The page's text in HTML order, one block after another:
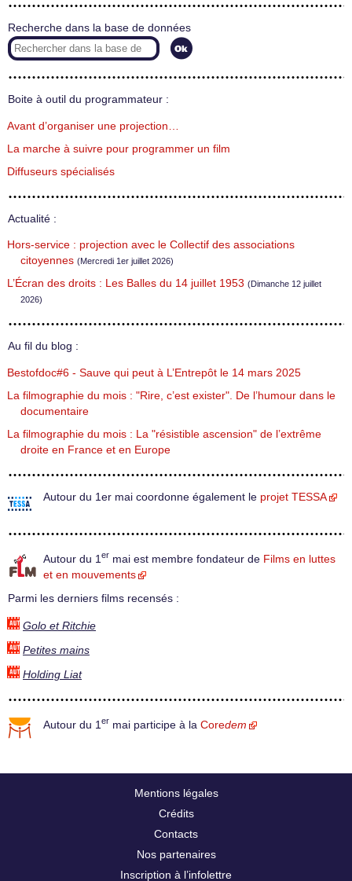
Recherche dans la base de données
Boite à outil du programmateur :
Avant d’organiser une projection…
La marche à suivre pour programmer un film
Diffuseurs spécialisés
Actualité :
Hors-service : projection avec le Collectif des associations
citoyennes (Mercredi 1er juillet 2026)
L’Écran des droits : Les Balles du 14 juillet 1953 (Dimanche 12 juillet
2026)
Au fil du blog :
Bestofdoc#6 - Sauve qui peut à L’Entrepôt le 14 mars 2025
La filmographie du mois : "Rire, c’est exister". De l’humour dans le
documentaire
La filmographie du mois : La "résistible ascension" de l’extrême
droite en France et en Europe
Autour du 1er mai coordonne également le projet TESSA
Autour du 1 er mai est membre fondateur de Films en luttes
et en mouvements
Parmi les derniers films recensés :
Golo et Ritchie
Petites mains
Holding Liat
Autour du 1 er mai participe à la Coredem
Mentions légales
Crédits
Contacts
Nos partenaires
Inscription à l’infolettre